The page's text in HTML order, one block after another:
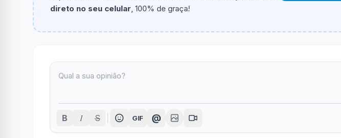
direto no seu celular, 100% de graça!
B I S GIF @